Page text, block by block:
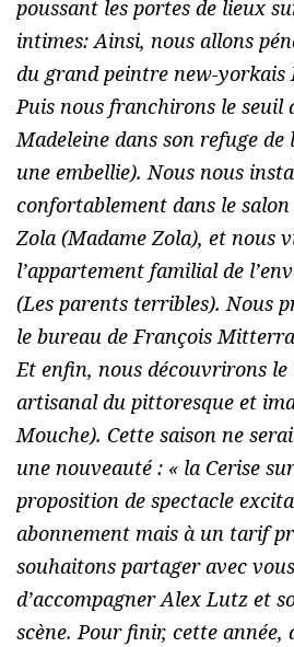
poussant les portes de lieux
intimes: Ainsi, nous allons
du grand peintre new-yorkais
Puis nous franchirons le seuil
Madeleine dans son refuge de
une embellie). Nous nous
confortablement dans le salon
Zola (Madame Zola), et nous
l’appartement familial de
(Les parents terribles). Nous
le bureau de François
Et enfin, nous découvrirons
artisanal du pittoresque et
Mouche). Cette saison ne
une nouveauté : « la Cerise
proposition de spectacle
abonnement mais à un tarif
souhaitons partager avec
d’accompagner Alex Lutz et
scène. Pour finir, cette année,